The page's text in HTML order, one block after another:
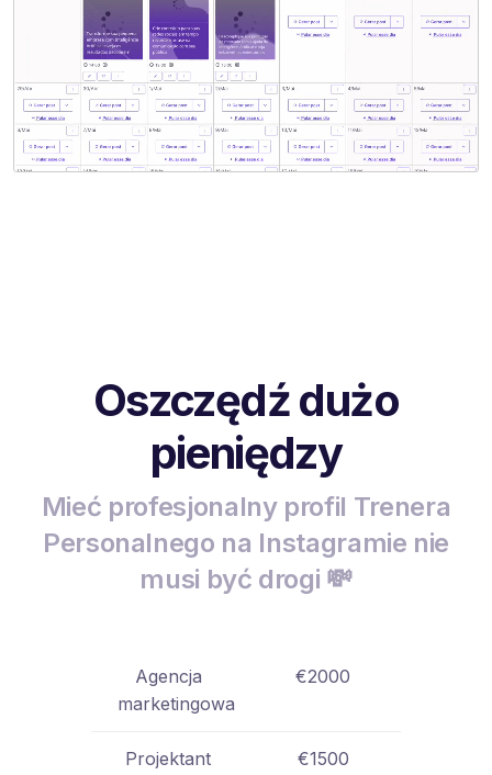
Oszczędź dużo
pieniędzy
Mieć profesjonalny profil Trenera
Personalnego na Instagramie nie
musi być drogi 💸
Agencja
marketingowa
€2000
Projektant €1500